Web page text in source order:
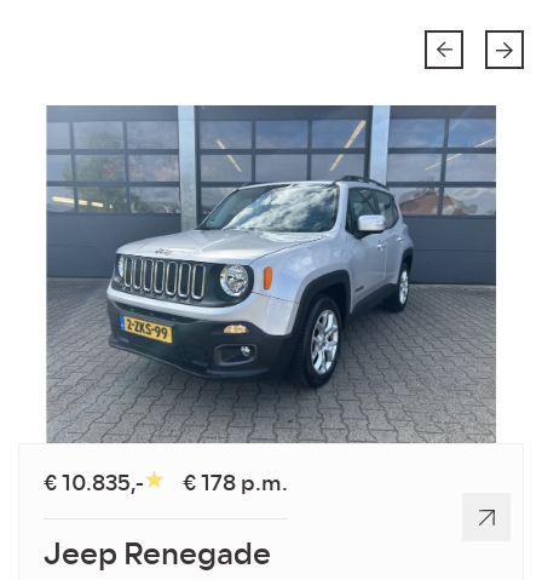
€ 10.835,- € 178 p.m.
Jeep Renegade